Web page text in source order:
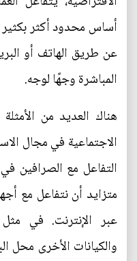
أساس محدود أكثر بكثير
عن طريق الهاتف أو
المباشرة وجهًا لوجه.
هناك العديد من
الاجتماعية في مجال
التفاعل مع الصرافين
متزايد أن نتفاعل مع
عبر الإنترنت. في
والكيانات الأخرى محل